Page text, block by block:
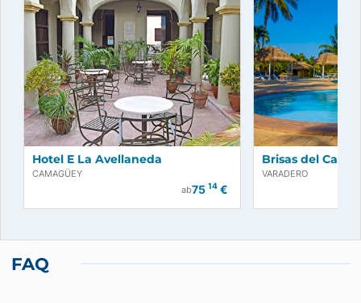
Jetzt buchen!
Hotel E La Avellaneda
CAMAGÜEY
ab75 14€
Brisas del Caribe
VARADERO
FAQ